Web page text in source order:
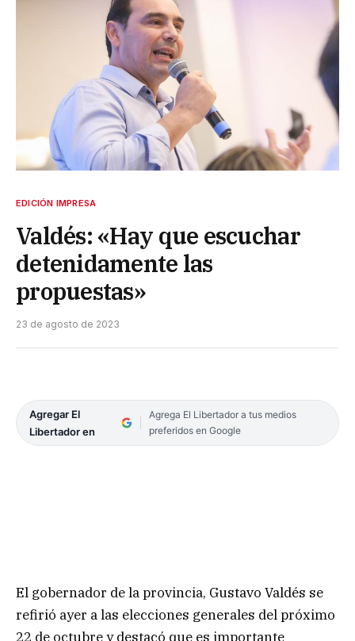
EDICIÓN IMPRESA
Valdés: «Hay que escuchar
detenidamente las
propuestas»
23 de agosto de 2023
Agregar El
Libertador en
Agrega El Libertador a tus medios
preferidos en Google
El gobernador de la provincia, Gustavo Valdés se
refirió ayer a las elecciones generales del próximo
22 de octubre y destacó que es importante